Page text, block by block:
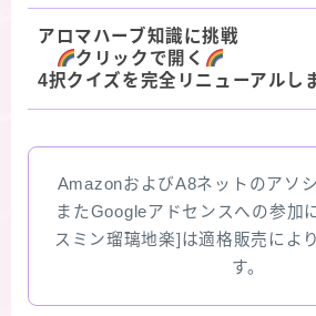
アロマハーブ知識に挑戦
クリックで開く
4択クイズを完全リニューアルし
AmazonおよびA8ネットのアソ
またGoogleアドセンスへの参加
スミン瑠璃地楽]は適格販売によ
す。